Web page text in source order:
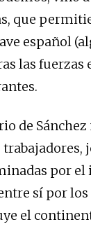
que
español
las fuerzas
de
por el
sí por
el